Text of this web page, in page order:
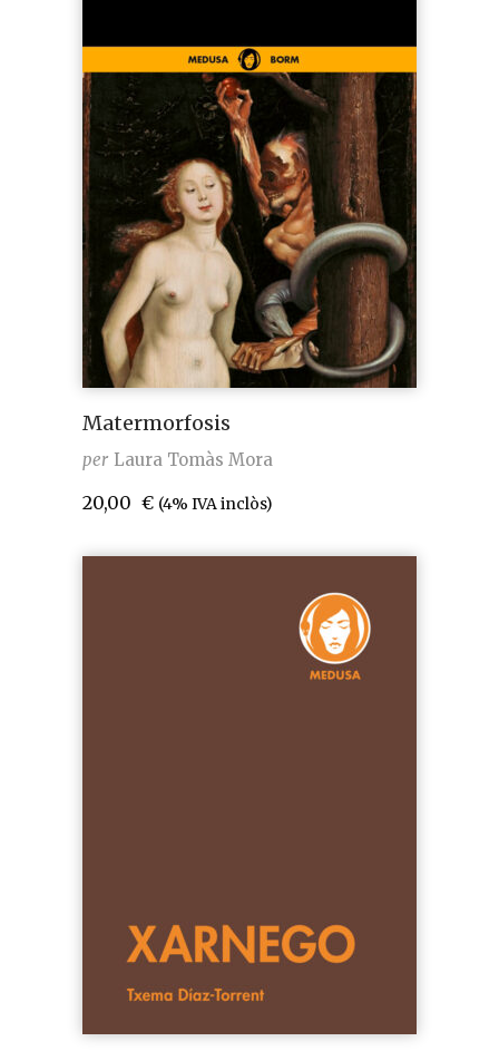
Matermorfosis
per Laura Tomàs Mora
20,00 € (4% IVA inclòs)